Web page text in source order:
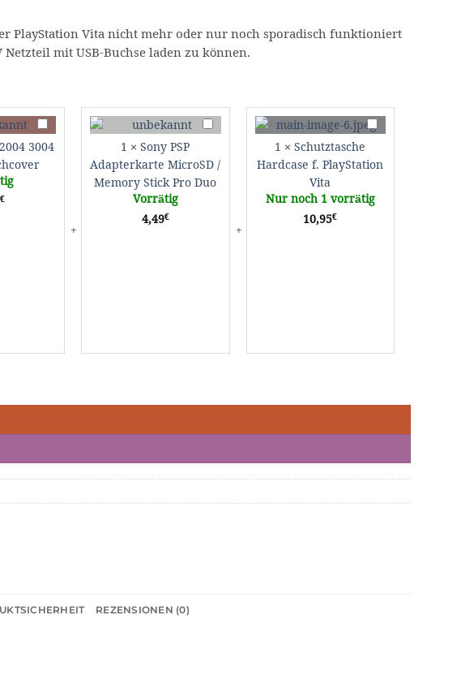
PlayStation Vita nicht mehr oder nur noch sporadisch funktioniert
mit USB-Buchse laden zu können.
Sony
PSP
3004
Batteriefachcover
3004
€
Sony
MicroSD
/
1 ×Sony PSP
Adapterkarte MicroSD /
Memory Stick Pro Duo
Vorrätig
4,49€
Schutztasche
PlayStation
1 ×Schutztasche
Hardcase f. PlayStation
Vita
Nur noch 1 vorrätig
10,95€
REZENSIONEN (0)